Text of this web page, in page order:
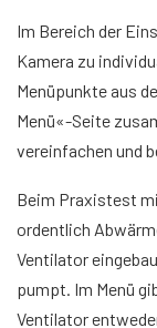
Im Bereich der
Kamera zu
Menüpunkte aus
Menü«-Seite
vereinfachen und
Beim Praxistest
ordentlich
Ventilator
pumpt. Im Menü
Ventilator